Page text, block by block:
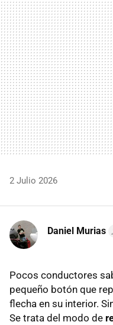
2 Julio 2026
Daniel Murias
Pocos conductores
pequeño botón que
flecha en su interior.
Se trata del modo de